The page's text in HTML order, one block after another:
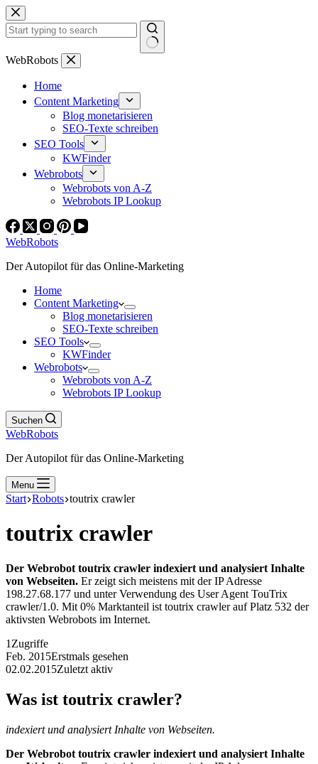
Zum
Inhalt
springen
Keine
WebRobots
Home
Content Marketing
Blog monetarisieren
SEO-Texte schreiben
SEO Tools
KWFinder
Webrobots
Webrobots von A-Z
Webrobots IP Lookup
WebRobots
Der Autopilot für das Online-Marketing
Home
Content Marketing
Blog monetarisieren
SEO-Texte schreiben
SEO Tools
KWFinder
Webrobots
Webrobots von A-Z
Webrobots IP Lookup
Suchen
WebRobots
Der Autopilot für das Online-Marketing
Menu
Start Robots toutrix crawler
toutrix crawler
Der Webrobot toutrix crawler indexiert und analysiert Inhalte
von Webseiten. Er zeigt sich meistens mit der IP Adresse
198.27.68.177 und unter Verwendung des User Agent TouTrix
crawler/1.0. Mit 0% Marktanteil ist toutrix crawler auf Platz 532 der
aktivsten Webrobots im Internet.
1 Zugriffe
Feb. 2015Erstmals gesehen
02.02.2015Zuletzt aktiv
Was ist toutrix crawler?
indexiert und analysiert Inhalte von Webseiten.
Der Webrobot toutrix crawler indexiert und analysiert Inhalte